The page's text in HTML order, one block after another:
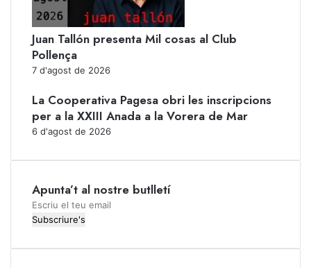
Juan Tallón presenta Mil cosas al Club
Pollença
7 d'agost de 2026
La Cooperativa Pagesa obri les inscripcions
per a la XXIII Anada a la Vorera de Mar
6 d'agost de 2026
Apunta’t al nostre butlletí
Escriu
el
email